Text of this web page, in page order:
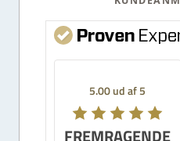
5.00 ud af 5
FREMRAGENDE